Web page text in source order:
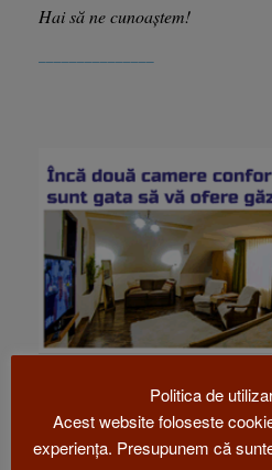
Hai să ne cunoaștem!
Politica de
Acest website foloseste
experiența. Presupunem că